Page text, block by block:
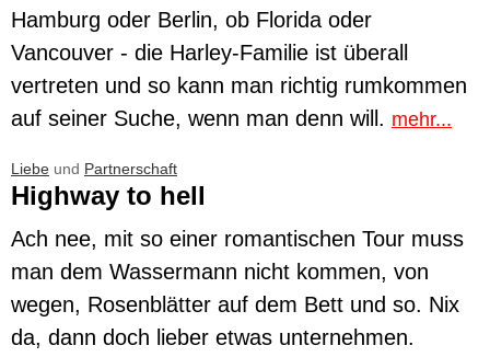
Hamburg oder Berlin, ob Florida oder
Vancouver - die Harley-Familie ist überall
vertreten und so kann man richtig rumkommen
auf seiner Suche, wenn man denn will. mehr...
Liebe und Partnerschaft
Highway to hell
Ach nee, mit so einer romantischen Tour muss
man dem Wassermann nicht kommen, von
wegen, Rosenblätter auf dem Bett und so. Nix
da, dann doch lieber etwas unternehmen.